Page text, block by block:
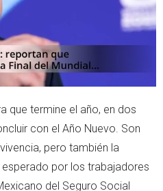
que termine el año, en dos
con el Año Nuevo. Son
pero también la
esperado por los trabajadores
del Seguro Social